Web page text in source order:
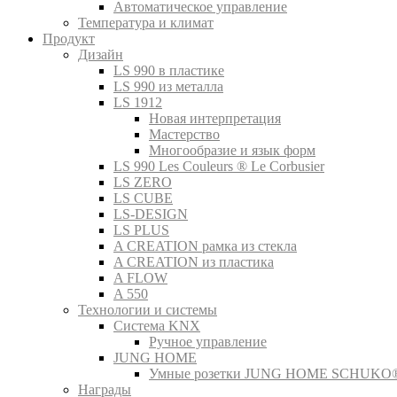
Автоматическое управление
Температура и климат
Продукт
Дизайн
LS 990 в пластике
LS 990 из металла
LS 1912
Новая интерпретация
Мастерство
Многообразие и язык форм
LS 990 Les Couleurs ® Le Corbusier
LS ZERO
LS CUBE
LS-DESIGN
LS PLUS
A CREATION рамка из стекла
A CREATION из пластика
A FLOW
A 550
Технологии и системы
Система KNX
Ручное управление
JUNG HOME
Умные розетки JUNG HOME
Награды